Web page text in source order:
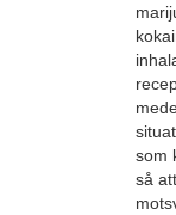
som
så